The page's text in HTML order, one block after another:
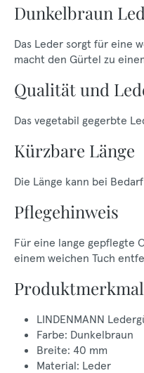
Dunkelbraun
Das Leder sorgt für eine
macht den Gürtel zu
Qualität und
Das vegetabil gegerbte
Kürzbare Länge
Die Länge kann bei
Pflegehinweis
Für eine lange gepflegte
einem weichen Tuch
LINDENMANN
Farbe: Dunkelbraun
Breite: 40 mm
Material: Leder